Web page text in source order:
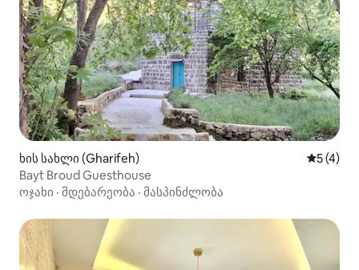
ხის სახლი (Gharifeh)
5 (4)
Bayt Broud Guesthouse
ოჯახი · მდებარეობა · მასპინძლობა